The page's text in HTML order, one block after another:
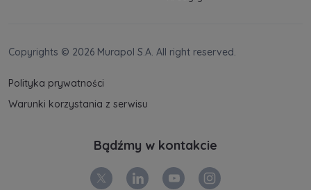
Copyrights © 2026 Murapol S.A. All right reserved.
Polityka prywatności
Warunki korzystania z serwisu
Bądźmy w kontakcie